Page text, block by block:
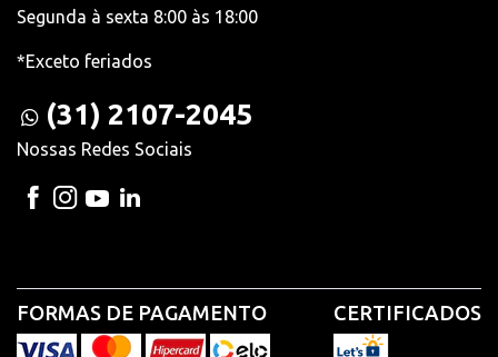
Segunda à sexta 8:00 às 18:00
*Exceto feriados
(31) 2107-2045
Nossas Redes Sociais
FORMAS DE PAGAMENTO CERTIFICADOS